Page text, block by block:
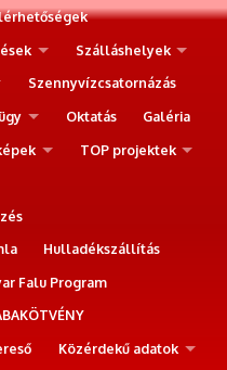
Szálláshelyek
Szennyvízcsatornázás
Oktatás
Galéria
TOP projektek
Hulladékszállítás
Falu Program
Közérdekű adatok